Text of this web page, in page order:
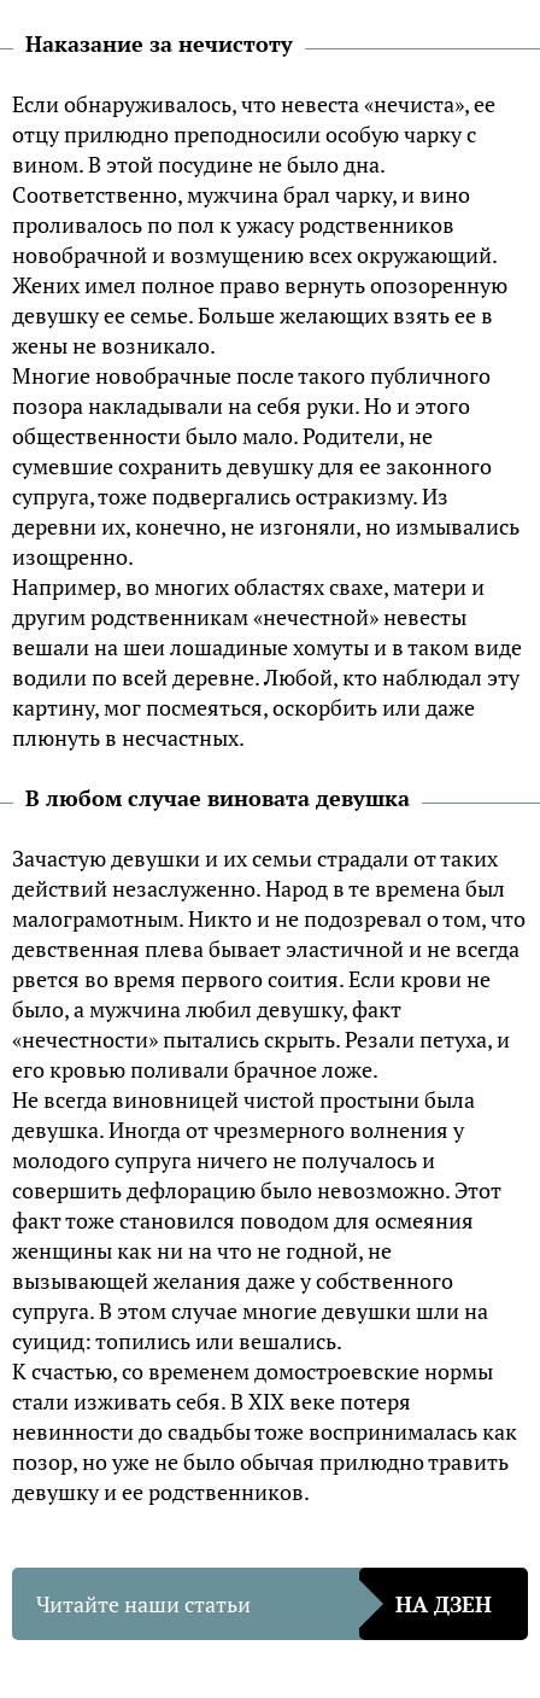
Наказание за нечистоту
Если обнаруживалось, что невеста «нечиста», ее
отцу прилюдно преподносили особую чарку с
вином. В этой посудине не было дна.
Соответственно, мужчина брал чарку, и вино
проливалось по пол к ужасу родственников
новобрачной и возмущению всех окружающий.
Жених имел полное право вернуть опозоренную
девушку ее семье. Больше желающих взять ее в
жены не возникало.
Многие новобрачные после такого публичного
позора накладывали на себя руки. Но и этого
общественности было мало. Родители, не
сумевшие сохранить девушку для ее законного
супруга, тоже подвергались остракизму. Из
деревни их, конечно, не изгоняли, но измывались
изощренно.
Например, во многих областях свахе, матери и
другим родственникам «нечестной» невесты
вешали на шеи лошадиные хомуты и в таком виде
водили по всей деревне. Любой, кто наблюдал эту
картину, мог посмеяться, оскорбить или даже
плюнуть в несчастных.
В любом случае виновата девушка
Зачастую девушки и их семьи страдали от таких
действий незаслуженно. Народ в те времена был
малограмотным. Никто и не подозревал о том, что
девственная плева бывает эластичной и не всегда
рвется во время первого соития. Если крови не
было, а мужчина любил девушку, факт
«нечестности» пытались скрыть. Резали петуха, и
его кровью поливали брачное ложе.
Не всегда виновницей чистой простыни была
девушка. Иногда от чрезмерного волнения у
молодого супруга ничего не получалось и
совершить дефлорацию было невозможно. Этот
факт тоже становился поводом для осмеяния
женщины как ни на что не годной, не
вызывающей желания даже у собственного
супруга. В этом случае многие девушки шли на
суицид: топились или вешались.
К счастью, со временем домостроевские нормы
стали изживать себя. В XIX веке потеря
невинности до свадьбы тоже воспринималась как
позор, но уже не было обычая прилюдно травить
девушку и ее родственников.
Читайте наши статьи НА ДЗЕН